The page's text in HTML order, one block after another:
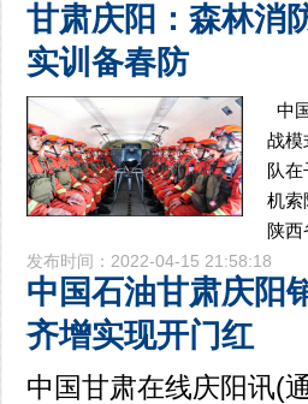
甘肃庆阳：森林消
实训备春防
中
战模
队
机索
陕
发布时间：2022-04-15 21:58:18
中国石油甘肃庆阳
齐增实现开门红
中国甘肃在线庆阳讯(